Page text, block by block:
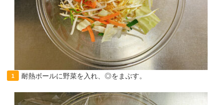
1 耐熱ボールに野菜を入れ、◎をまぶす。